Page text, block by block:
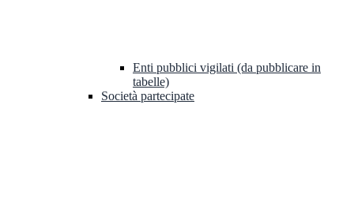
Enti pubblici vigilati (da pubblicare in
tabelle)
Società partecipate